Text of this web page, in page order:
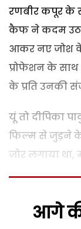
रणबीर कपूर के
कैफ ने कदम
आकर नए जोश
प्रोफेशन के
के प्रति उनकी
यूं तो दीपिका
फिल्म से जुड़ने के
जोर लगाया
आगे